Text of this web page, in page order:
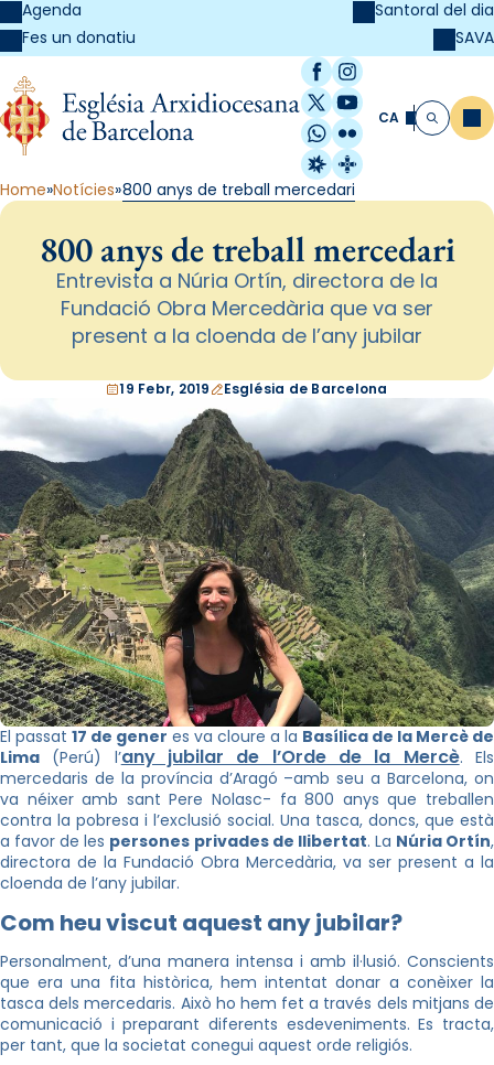
Agenda
Fes un donatiu
Santoral del dia
SAVA
Facebook
Instagram
X / Twitter
YouTube
WhatsApp
Flickr
Radio Estel
Catalunya
CA Cerca
Home Notícies 800 anys de treball mercedari
800 anys de treball mercedari
Entrevista a Núria Ortín, directora de la
Fundació Obra Mercedària que va ser
present a la cloenda de l’any jubilar
19 Febr, 2019 Església de Barcelona
El passat 17 de gener es va cloure a la Basílica de la Mercè de
Lima (Perú) l’any jubilar de l’Orde de la Mercè. Els
mercedaris de la província d’Aragó –amb seu a Barcelona, on
va néixer amb sant Pere Nolasc- fa 800 anys que treballen
contra la pobresa i l’exclusió social. Una tasca, doncs, que està
a favor de les persones privades de llibertat. La Núria Ortín,
directora de la Fundació Obra Mercedària, va ser present a la
cloenda de l’any jubilar.
Com heu viscut aquest any jubilar?
Personalment, d’una manera intensa i amb il·lusió. Conscients
que era una fita històrica, hem intentat donar a conèixer la
tasca dels mercedaris. Això ho hem fet a través dels mitjans de
comunicació i preparant diferents esdeveniments. Es tracta,
per tant, que la societat conegui aquest orde religiós.